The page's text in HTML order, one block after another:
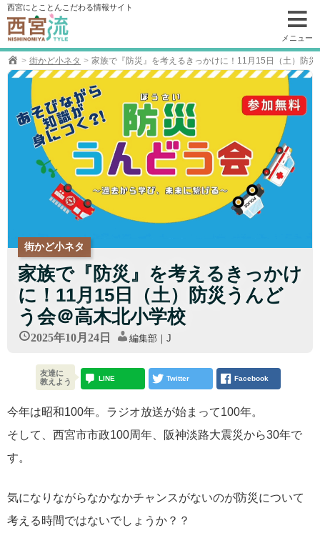
コ
ン
テ
ン
ツ
西宮にとことんこだわる情報サイト
メニュー
街かど小ネタ 家族で『防災』を考えるきっかけに！11月15日（土）防
街かど小ネタ
家族で『防災』を考えるきっかけ
に！11月15日（土）防災うんど
う会＠高木北小学校
2025年10月24日 編集部｜J
今年は昭和100年。ラジオ放送が始まって100年。
そして、西宮市市政100周年、阪神淡路大震災から30年で
す。
気になりながらなかなかチャンスがないのが防災について
考える時間ではないでしょうか？？
友達に
教えよう
LINE Twitter Facebook